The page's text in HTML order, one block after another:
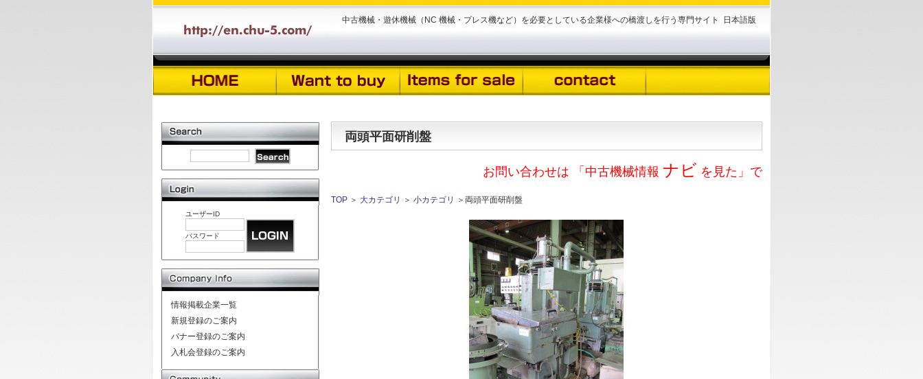
中古機械・遊休機械（NC 機械・プレス機など）を必要としている企業様への橋渡しを行う専門サイト 日本語版
両頭平面研削盤
お問い合わせは 「中古機械情報 ナビ を見た」で
TOP ＞ 大カテゴリ ＞ 小カテゴリ ＞両頭平面研削盤
ユーザーID
パスワード
情報掲載企業一覧
新規登録のご案内
バナー登録のご案内
入札会登録のご案内